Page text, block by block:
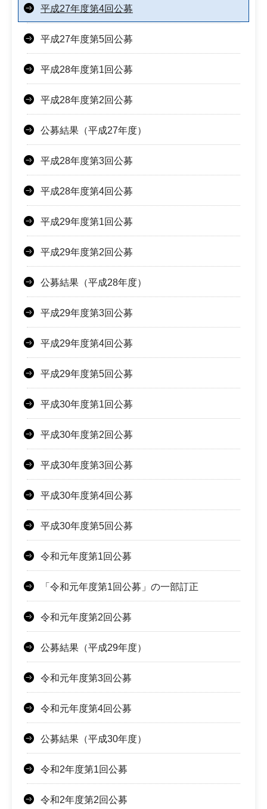
平成27年度第4回公募
平成27年度第5回公募
平成28年度第1回公募
平成28年度第2回公募
公募結果（平成27年度）
平成28年度第3回公募
平成28年度第4回公募
平成29年度第1回公募
平成29年度第2回公募
公募結果（平成28年度）
平成29年度第3回公募
平成29年度第4回公募
平成29年度第5回公募
平成30年度第1回公募
平成30年度第2回公募
平成30年度第3回公募
平成30年度第4回公募
平成30年度第5回公募
令和元年度第1回公募
「令和元年度第1回公募」の一部訂正
令和元年度第2回公募
公募結果（平成29年度）
令和元年度第3回公募
令和元年度第4回公募
公募結果（平成30年度）
令和2年度第1回公募
令和2年度第2回公募